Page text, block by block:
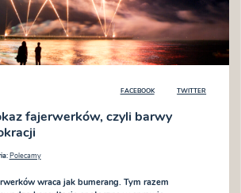
FACEBOOK TWITTER
fajerwerków, czyli barwy
Polecamy
wraca jak bumerang. Tym razem